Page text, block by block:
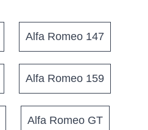
Alfa Romeo 147
Alfa Romeo 159
Alfa Romeo GT